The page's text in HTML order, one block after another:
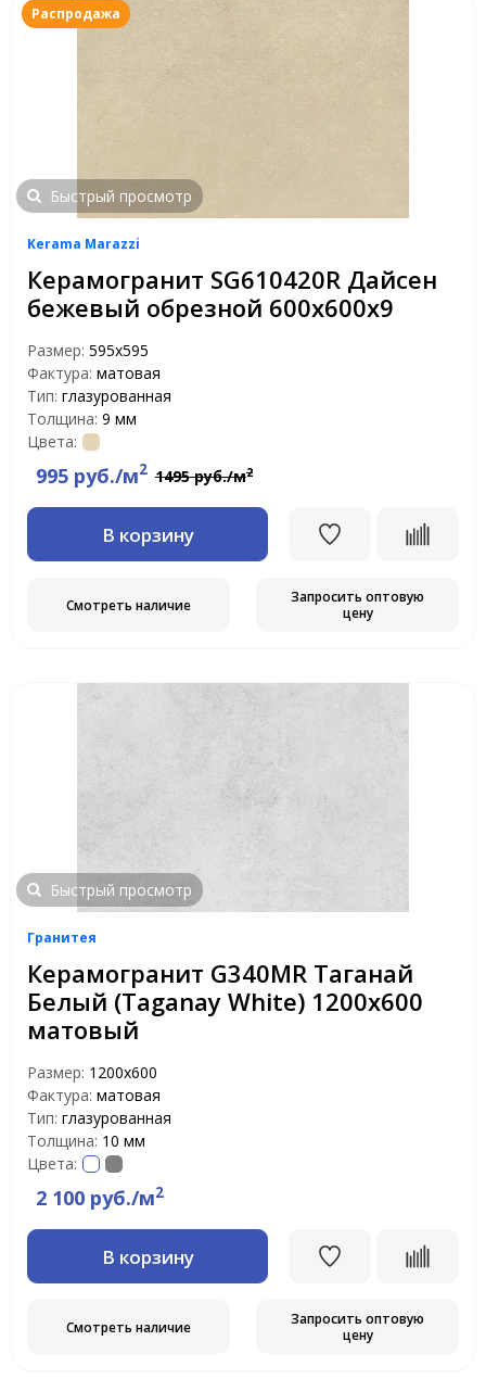
Распродажа
Быстрый просмотр
Kerama Marazzi
Керамогранит SG610420R Дайсен
бежевый обрезной 600х600х9
Размер: 595x595
Фактура: матовая
Тип: глазурованная
Толщина: 9 мм
Цвета:
995 руб./м2 1495 руб./м2
В корзину
Смотреть наличие
Запросить оптовую
цену
Быстрый просмотр
Гранитея
Керамогранит G340MR Таганай
Белый (Taganay White) 1200х600
матовый
Размер: 1200х600
Фактура: матовая
Тип: глазурованная
Толщина: 10 мм
Цвета:
2 100 руб./м2
В корзину
Смотреть наличие
Запросить оптовую
цену